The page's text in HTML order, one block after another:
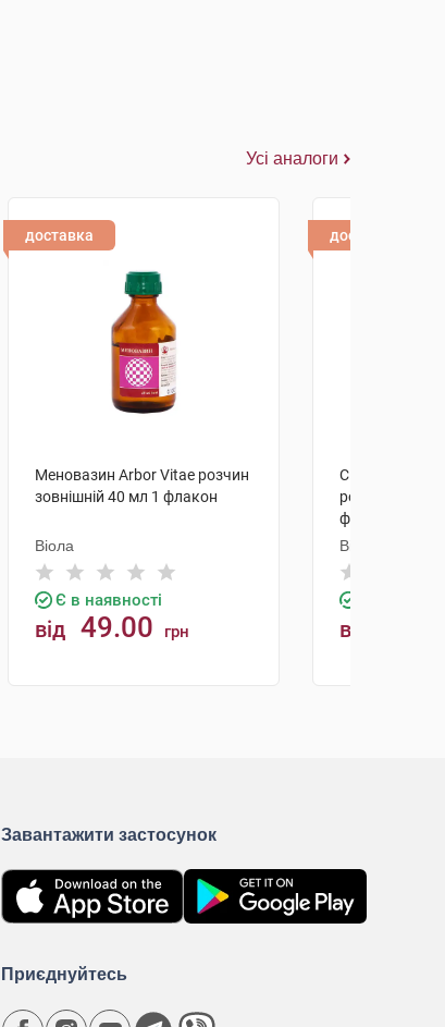
Усі аналоги
доставка
Меновазин Arbor Vitae розчин
зовнішній 40 мл 1 флакон
Віола
Є в наявності
від 49.00 грн
доставка
Спирт
розчин
флакон
Віола
від
Завантажити застосунок
Приєднуйтесь